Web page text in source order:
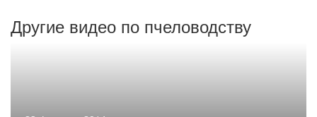
Другие видео по пчеловодству